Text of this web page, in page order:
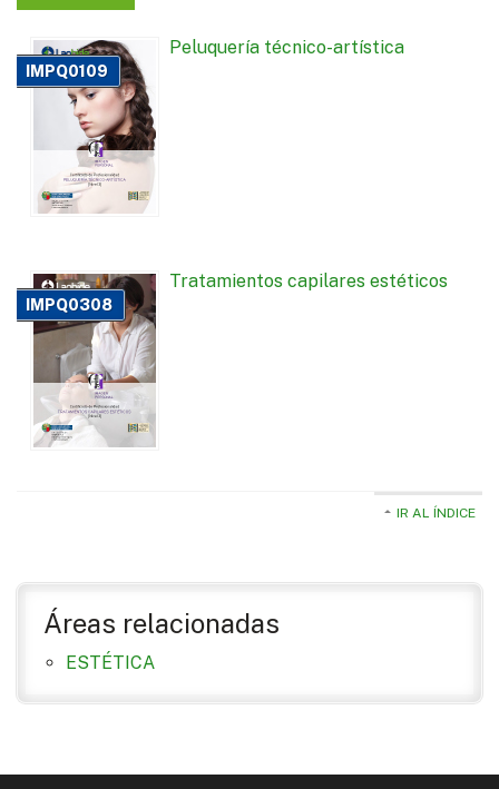
IMPQ0109
Peluquería técnico-artística
IMPQ0308
Tratamientos capilares estéticos
IR AL ÍNDICE
Áreas relacionadas
ESTÉTICA